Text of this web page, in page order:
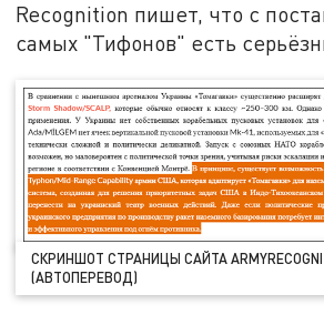
Recognition пишет, что с
самых "Тифонов" есть
СКРИНШОТ СТРАНИЦЫ САЙТА
(АВТОПЕРЕВОД)